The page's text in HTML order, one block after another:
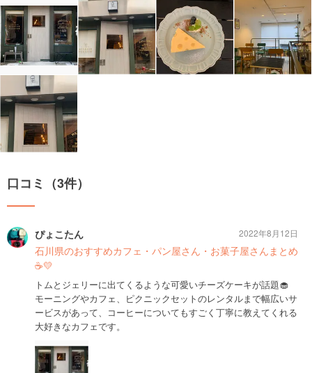
口コミ（3件）
ぴょこたん
石川県のおすすめカフェ・パン屋さん・お菓子屋さんまとめ
☕️💛
トムとジェリーに出てくるような可愛いチーズケーキが話題🧁
モーニングやカフェ、ピクニックセットのレンタルまで幅広いサ
ービスがあって、コーヒーについてもすごく丁寧に教えてくれる
大好きなカフェです。
2022年8月12日